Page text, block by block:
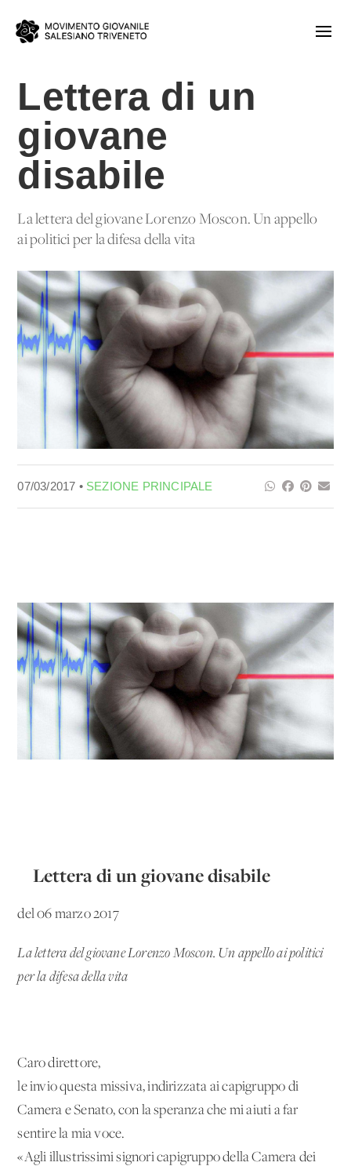
Lettera di un
giovane
disabile
La lettera del giovane Lorenzo Moscon. Un appello
ai politici per la difesa della vita
07/03/2017 • SEZIONE PRINCIPALE
Lettera di un giovane disabile
del 06 marzo 2017
La lettera del giovane Lorenzo Moscon. Un appello ai politici
per la difesa della vita
Caro direttore,
le invio questa missiva, indirizzata ai capigruppo di
Camera e Senato, con la speranza che mi aiuti a far
sentire la mia voce.
«Agli illustrissimi signori capigruppo della Camera dei